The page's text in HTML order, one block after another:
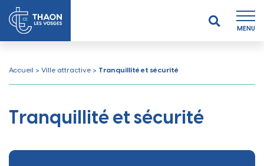
MENU
Accueil > Ville attractive > Tranquillité et sécurité
Tranquillité et sécurité